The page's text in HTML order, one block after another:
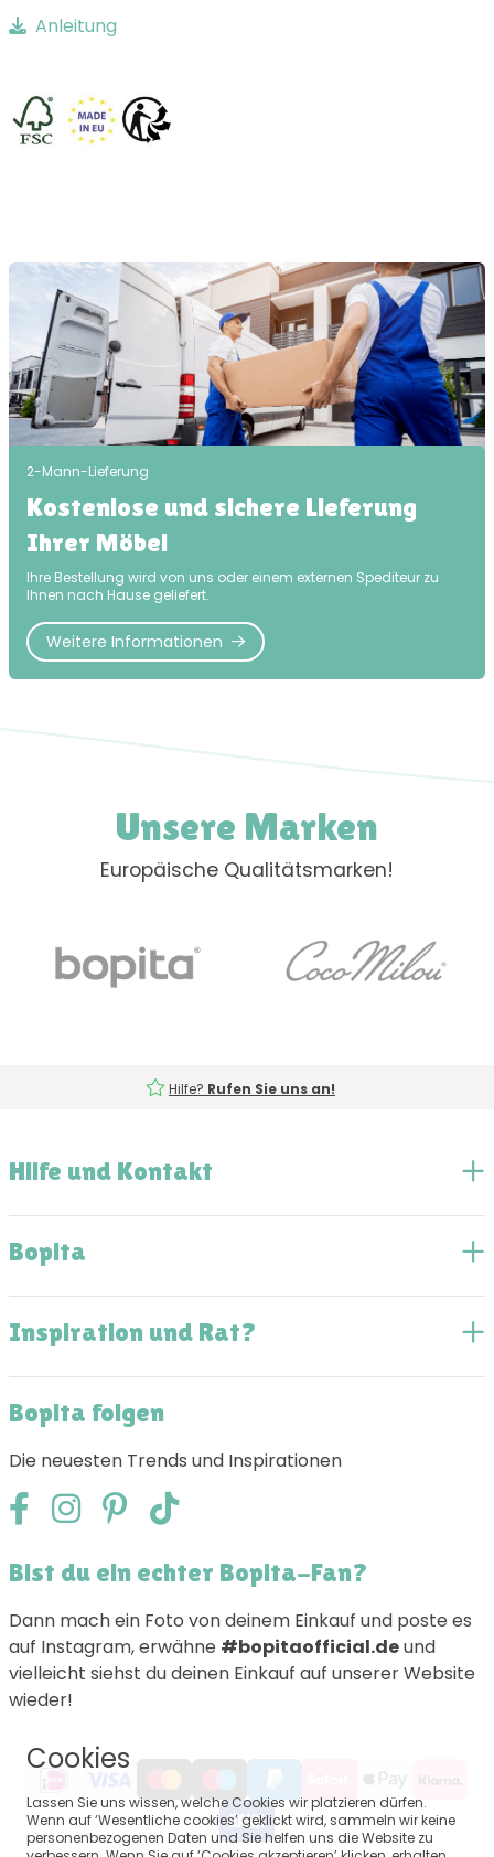
Anleitung
2-Mann-Lieferung
Kostenlose und sichere Lieferung
Ihrer Möbel
Ihre Bestellung wird von uns oder einem externen Spediteur zu
Ihnen nach Hause geliefert.
Weitere Informationen
Unsere Marken
Europäische Qualitätsmarken!
Hilfe? Rufen Sie uns an!
Hilfe und Kontakt
Bopita
Inspiration und Rat?
Bopita folgen
Die neuesten Trends und Inspirationen
Bist du ein echter Bopita-Fan?
Dann mach ein Foto von deinem Einkauf und poste es
auf Instagram, erwähne #bopitaofficial.deund
vielleicht siehst du deinen Einkauf auf unserer Website
wieder!
Cookies
Lassen Sie uns wissen, welche Cookies wir platzieren dürfen.
Wenn auf ‘Wesentliche cookies’ geklickt wird, sammeln wir keine
personenbezogenen Daten und Sie helfen uns die Website zu